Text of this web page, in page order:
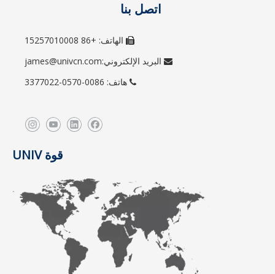
اتصل بنا
 الهاتف: +86 15257010008
 البريد الإلكتروني:james@univcn.com
 هاتف: 0086-0570-3377022
قوة UNIV